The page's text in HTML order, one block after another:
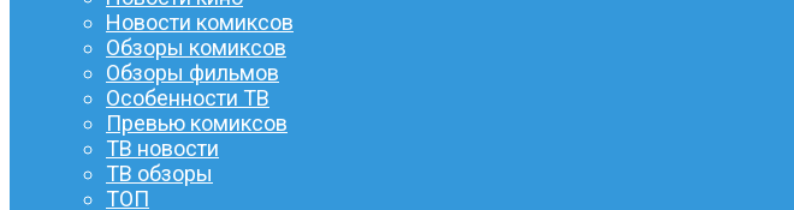
Новости комиксов
Обзоры комиксов
Обзоры фильмов
Особенности ТВ
Превью комиксов
ТВ новости
ТВ обзоры
ТОП